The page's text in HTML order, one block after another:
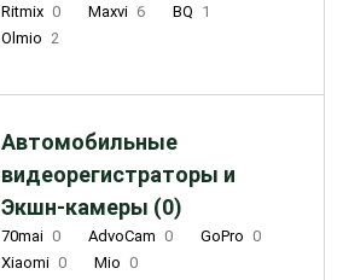
Ritmix 0 Maxvi 6 BQ 1
Olmio 2
Автомобильные
видеорегистраторы и
Экшн-камеры (0)
70mai 0 AdvoCam 0 GoPro 0
Xiaomi 0 Mio 0